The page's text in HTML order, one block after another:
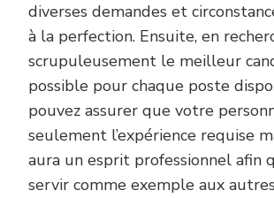
diverses demandes et
à la perfection. Ensuite, en
scrupuleusement le meilleur
possible pour chaque poste
pouvez assurer que votre
seulement l’expérience requise
aura un esprit professionnel afin
servir comme exemple aux